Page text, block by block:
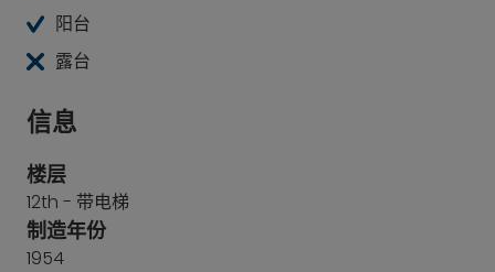
阳台
露台
信息
楼层
12th - 带电梯
制造年份
1954